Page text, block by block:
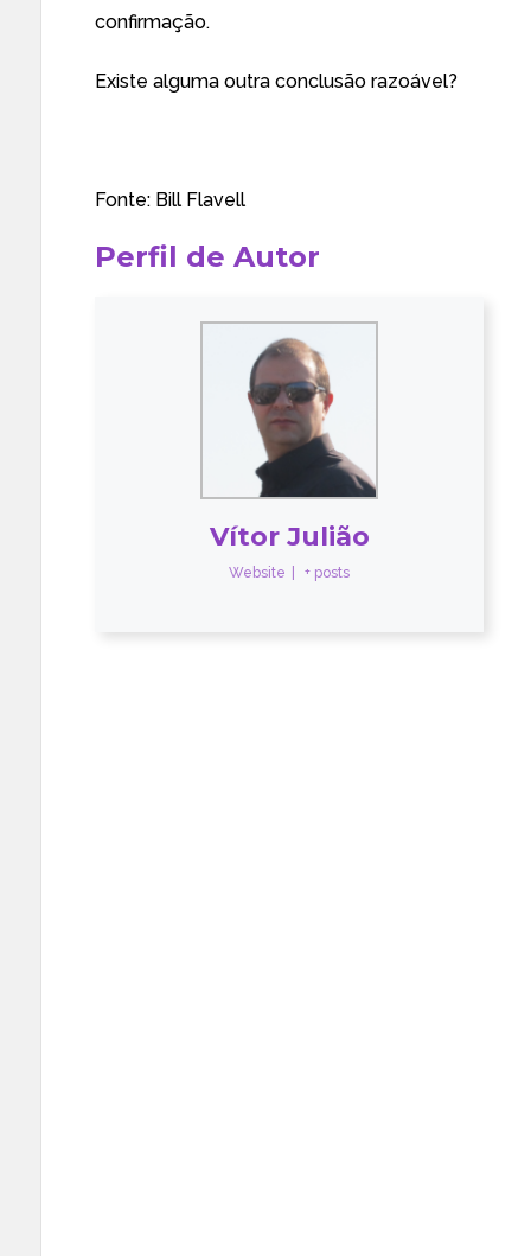
confirmação.
Existe alguma outra conclusão razoável?
Fonte: Bill Flavell
Perfil de Autor
Vítor Julião
Website + posts